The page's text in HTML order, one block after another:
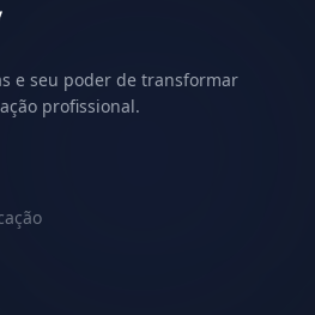
e seu poder de transformar
profissional.